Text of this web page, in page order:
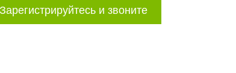
Зарегистрируйтесь и звоните